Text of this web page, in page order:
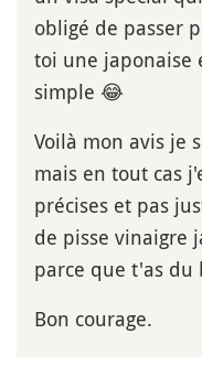
obligé de passer
toi une japonaise
simple 😂
Voilà mon avis je
mais en tout cas
précises et pas
de pisse vinaigre
parce que t'as du
Bon courage.